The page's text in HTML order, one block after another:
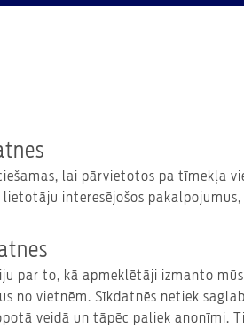
lai pārvietotos pa tīmekļa
interesējošos
par to, kā apmeklētāji izmanto
no vietnēm. Sīkdatnēs netiek
veidā un tāpēc paliek anonīmi.